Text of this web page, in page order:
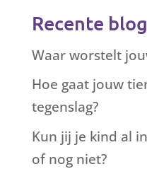
Recente
Waar worstelt
Hoe gaat jouw
tegenslag?
Kun jij je kind al
of nog niet?